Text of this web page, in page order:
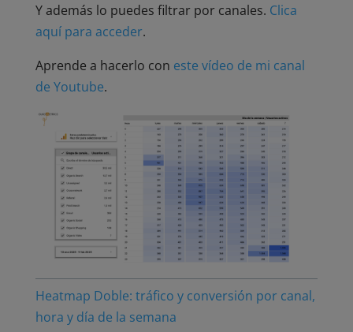
Y además lo puedes filtrar por canales. Clica
aquí para acceder.
Aprende a hacerlo con este vídeo de mi canal
de Youtube.
Heatmap Doble: tráfico y conversión por canal,
hora y día de la semana